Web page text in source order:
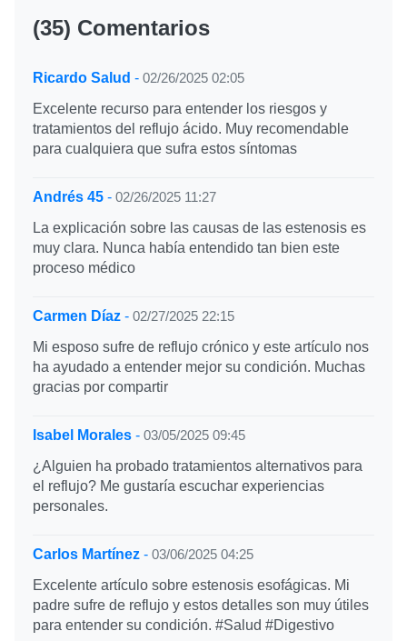
(35) Comentarios
Ricardo Salud - 02/26/2025 02:05
Excelente recurso para entender los riesgos y
tratamientos del reflujo ácido. Muy recomendable
para cualquiera que sufra estos síntomas
Andrés 45 - 02/26/2025 11:27
La explicación sobre las causas de las estenosis es
muy clara. Nunca había entendido tan bien este
proceso médico
Carmen Díaz - 02/27/2025 22:15
Mi esposo sufre de reflujo crónico y este artículo nos
ha ayudado a entender mejor su condición. Muchas
gracias por compartir
Isabel Morales - 03/05/2025 09:45
¿Alguien ha probado tratamientos alternativos para
el reflujo? Me gustaría escuchar experiencias
personales.
Carlos Martínez - 03/06/2025 04:25
Excelente artículo sobre estenosis esofágicas. Mi
padre sufre de reflujo y estos detalles son muy útiles
para entender su condición. #Salud #Digestivo